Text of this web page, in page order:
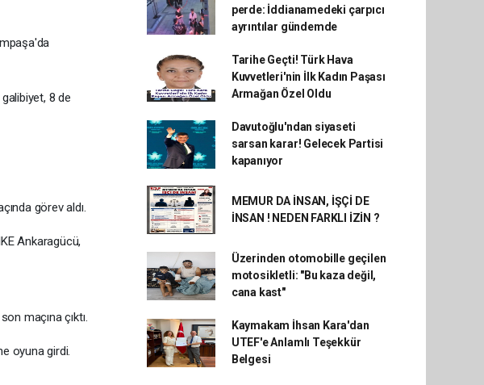
8 de
görev aldı.
Ankaragücü,
maçına çıktı.
oyuna girdi.
perde: İddianamedeki çarpıcı
ayrıntılar gündemde
Tarihe Geçti! Türk Hava
Kuvvetleri'nin İlk Kadın Paşası
Armağan Özel Oldu
Davutoğlu'ndan siyaseti
sarsan karar! Gelecek Partisi
kapanıyor
MEMUR DA İNSAN, İŞÇİ DE
İNSAN ! NEDEN FARKLI İZİN ?
Üzerinden otomobille geçilen
motosikletli: "Bu kaza değil,
cana kast"
Kaymakam İhsan Kara'dan
UTEF'e Anlamlı Teşekkür
Belgesi